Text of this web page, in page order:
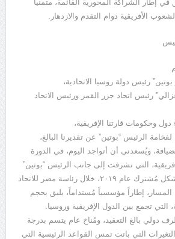
في إطار الشراكة المحورية القائمة، متمنيا
الأفريقية دوام التقدم والازدهار.
رئيس دولة روسيا الاتحادية،
رئيس اتحاد جزر القمر ورئيس الاتحاد
وحكومات قارتنا الإفريقية،
الرئيس “بوتين” عن تقديرنا البالغ،
ويُسعدني أن أتواجد اليوم، في الدورة
التي تشرفت إلى جانب الرئيس “بوتين”
بإطلاق نُسختها الأولى بشكل مُشترك عام ۲۰۱۹، خلال رئاسة مصر للاتحاد
إطاراً مؤسسياً مُستداماً، يليق بحجم
التي تجمع بين الدول الإفريقية وروسيا.
دولي بالغ التعقيد، ومُناخ عام يتسم بدرجة
التي باتت تمس القواعد الرئيسية التي